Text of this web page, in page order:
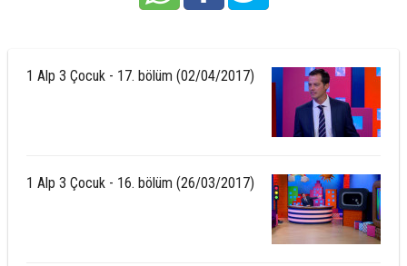
1 Alp 3 Çocuk - 17. bölüm (02/04/2017)
1 Alp 3 Çocuk - 16. bölüm (26/03/2017)